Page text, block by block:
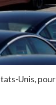
Unis, pour